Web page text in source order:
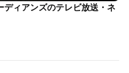
ディアンズのテレビ放送・ネ